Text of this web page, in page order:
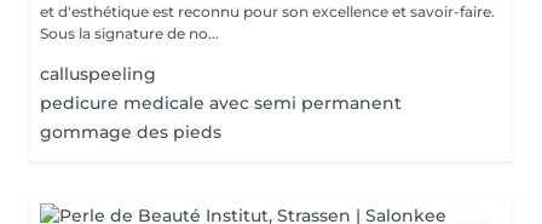
et d'esthétique est reconnu pour son excellence et savoir-faire.
Sous la signature de no...
calluspeeling
pedicure medicale avec semi permanent
gommage des pieds